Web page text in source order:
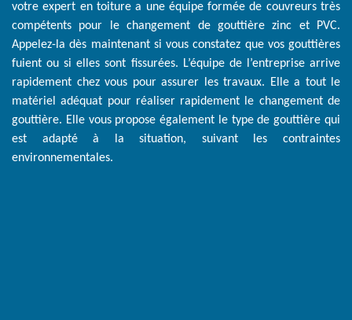
votre expert en toiture a une équipe formée de couvreurs très
compétents pour le changement de gouttière zinc et PVC.
Appelez-la dès maintenant si vous constatez que vos gouttières
fuient ou si elles sont fissurées. L’équipe de l’entreprise arrive
rapidement chez vous pour assurer les travaux. Elle a tout le
matériel adéquat pour réaliser rapidement le changement de
gouttière. Elle vous propose également le type de gouttière qui
est adapté à la situation, suivant les contraintes
environnementales.